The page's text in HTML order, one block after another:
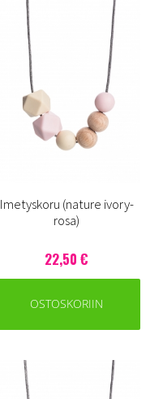
Imetyskoru (nature ivory-
rosa)
22,50 €
OSTOSKORIIN